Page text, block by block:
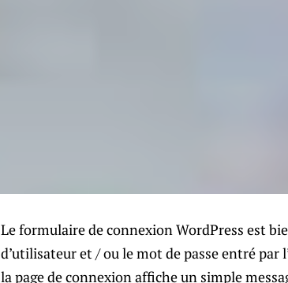
Le formulaire de connexion WordPress est
d’utilisateur et / ou le mot de passe entré
la page de connexion affiche un simple